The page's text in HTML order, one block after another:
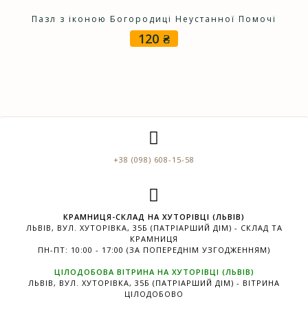
Пазл з іконою Богородиці Неустанної Помочі
120 ₴
+38 (098) 608-15-58
КРАМНИЦЯ-СКЛАД НА ХУТОРІВЦІ (ЛЬВІВ)
ЛЬВІВ, ВУЛ. ХУТОРІВКА, 35Б (ПАТРІАРШИЙ ДІМ) - СКЛАД ТА
КРАМНИЦЯ
ПН-ПТ: 10:00 - 17:00 (ЗА ПОПЕРЕДНІМ УЗГОДЖЕННЯМ)
ЦІЛОДОБОВА ВІТРИНА НА ХУТОРІВЦІ (ЛЬВІВ)
ЛЬВІВ, ВУЛ. ХУТОРІВКА, 35Б (ПАТРІАРШИЙ ДІМ) - ВІТРИНА
ЦІЛОДОБОВО